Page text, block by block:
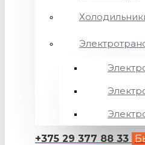
+375 29 377 88 33